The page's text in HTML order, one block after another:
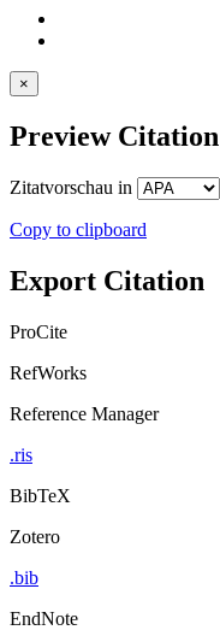
×
Preview Citation
Zitatvorschau in
Copy to clipboard
Export Citation
ProCite
RefWorks
Reference Manager
.ris
BibTeX
Zotero
.bib
EndNote